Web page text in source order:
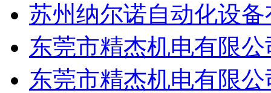
苏州纳尔诺自动化设
东莞市精杰机电有限公
东莞市精杰机电有限公